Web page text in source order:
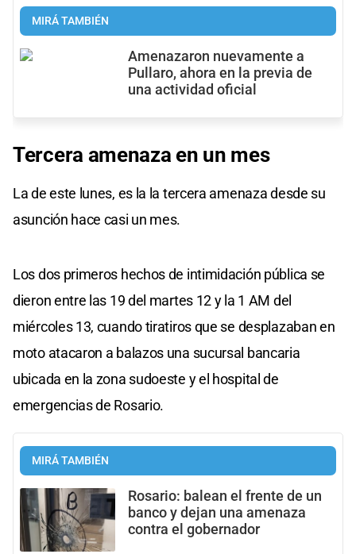
MIRÁ TAMBIÉN
Amenazaron nuevamente a
Pullaro, ahora en la previa de
una actividad oficial
Tercera amenaza en un mes
La de este lunes, es la la tercera amenaza desde su
asunción hace casi un mes.
Los dos primeros hechos de intimidación pública se
dieron entre las 19 del martes 12 y la 1 AM del
miércoles 13, cuando tiratiros que se desplazaban en
moto atacaron a balazos una sucursal bancaria
ubicada en la zona sudoeste y el hospital de
emergencias de Rosario.
MIRÁ TAMBIÉN
Rosario: balea n el frente de un
banco y dejan una amenaza
contra el gobernador